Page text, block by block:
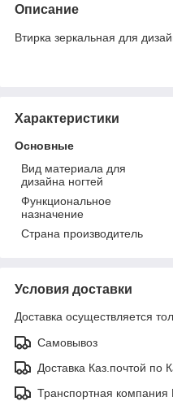
Описание
Втирка зеркальная для
Характеристики
Основные
Вид материала для
дизайна ногтей
Функциональное
назначение
Страна производитель
Условия доставки
Доставка осуществляется
Самовывоз
Доставка Каз.почтой по
Транспортная компания